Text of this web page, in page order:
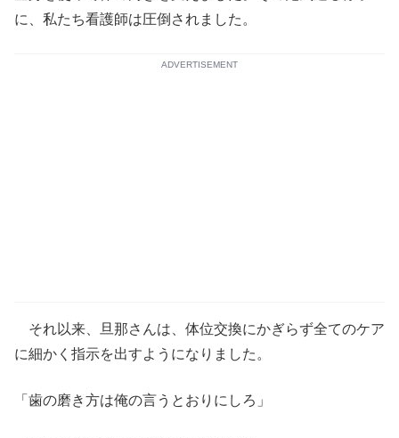
に、私たち看護師は圧倒されました。
ADVERTISEMENT
それ以来、旦那さんは、体位交換にかぎらず全てのケア
に細かく指示を出すようになりました。
「歯の磨き方は俺の言うとおりにしろ」